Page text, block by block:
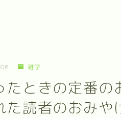
雑学
たときの定番
た読者のおみや